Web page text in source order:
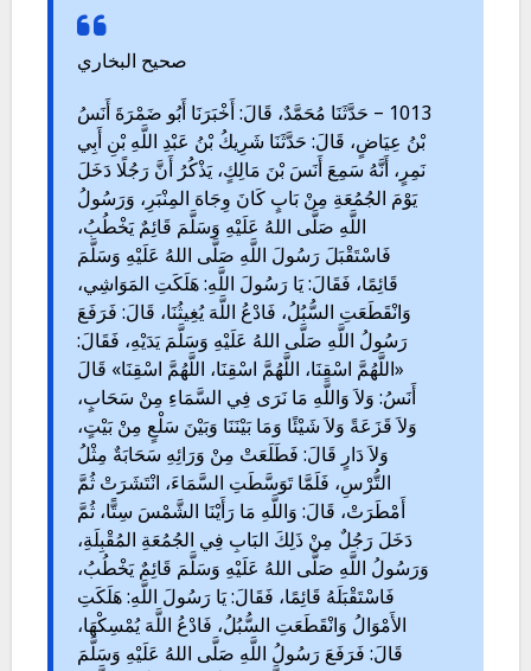
صحيح البخاري
1013 – حَدَّثَنَا مُحَمَّدٌ، قَالَ: أَخْبَرَنَا أَبُو ضَمْرَةَ أَنَسُ
بْنُ عِيَاضٍ، قَالَ: حَدَّثَنَا شَرِيكُ بْنُ عَبْدِ اللَّهِ بْنِ أَبِي
نَمِرٍ، أَنَّهُ سَمِعَ أَنَسَ بْنَ مَالِكٍ، يَذْكُرُ أَنَّ رَجُلًا دَخَلَ
يَوْمَ الجُمُعَةِ مِنْ بَابٍ كَانَ وِجَاهَ المِنْبَرِ، وَرَسُولُ
اللَّهِ صَلَّى اللهُ عَلَيْهِ وَسَلَّمَ قَائِمٌ يَخْطُبُ،
فَاسْتَقْبَلَ رَسُولَ اللَّهِ صَلَّى اللهُ عَلَيْهِ وَسَلَّمَ
قَائِمًا، فَقَالَ: يَا رَسُولَ اللَّهِ: هَلَكَتِ المَوَاشِي،
وَانْقَطَعَتِ السُّبُلُ، فَادْعُ اللَّهَ يُغِيثُنَا، قَالَ: فَرَفَعَ
رَسُولُ اللَّهِ صَلَّى اللهُ عَلَيْهِ وَسَلَّمَ يَدَيْهِ، فَقَالَ:
«اللَّهُمَّ اسْقِنَا، اللَّهُمَّ اسْقِنَا، اللَّهُمَّ اسْقِنَا» قَالَ
أَنَسُ: وَلاَ وَاللَّهِ مَا نَرَى فِي السَّمَاءِ مِنْ سَحَابٍ،
وَلاَ قَزَعَةً وَلاَ شَيْئًا وَمَا بَيْنَنَا وَبَيْنَ سَلْعٍ مِنْ بَيْتٍ،
وَلاَ دَارٍ قَالَ: فَطَلَعَتْ مِنْ وَرَائِهِ سَحَابَةٌ مِثْلُ
التُّرْسِ، فَلَمَّا تَوَسَّطَتِ السَّمَاءَ، انْتَشَرَتْ ثُمَّ
أَمْطَرَتْ، قَالَ: وَاللَّهِ مَا رَأَيْنَا الشَّمْسَ سِتًّا، ثُمَّ
دَخَلَ رَجُلٌ مِنْ ذَلِكَ البَابِ فِي الجُمُعَةِ المُقْبِلَةِ،
وَرَسُولُ اللَّهِ صَلَّى اللهُ عَلَيْهِ وَسَلَّمَ قَائِمٌ يَخْطُبُ،
فَاسْتَقْبَلَهُ قَائِمًا، فَقَالَ: يَا رَسُولَ اللَّهِ: هَلَكَتِ
الأَمْوَالُ وَانْقَطَعَتِ السُّبُلُ، فَادْعُ اللَّهَ يُمْسِكْهَا،
قَالَ: فَرَفَعَ رَسُولُ اللَّهِ صَلَّى اللهُ عَلَيْهِ وَسَلَّمَ